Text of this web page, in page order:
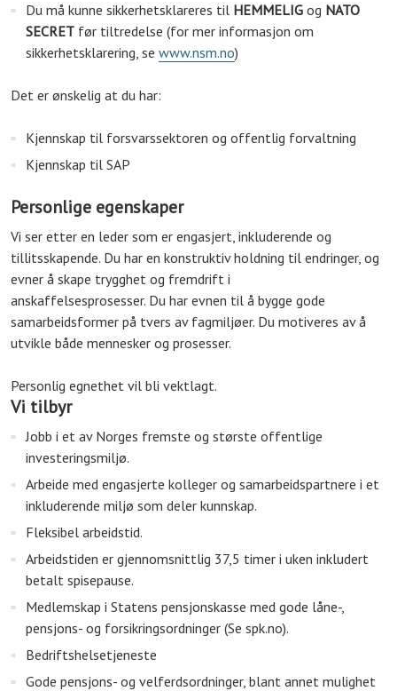
Du må kunne sikkerhetsklareres til HEMMELIG og NATO
SECRET før tiltredelse (for mer informasjon om
sikkerhetsklarering, se www.nsm.no)
Det er ønskelig at du har:
Kjennskap til forsvarssektoren og offentlig forvaltning
Kjennskap til SAP
Personlige egenskaper
Vi ser etter en leder som er engasjert, inkluderende og
tillitsskapende. Du har en konstruktiv holdning til endringer, og
evner å skape trygghet og fremdrift i
anskaffelsesprosesser. Du har evnen til å bygge gode
samarbeidsformer på tvers av fagmiljøer. Du motiveres av å
utvikle både mennesker og prosesser.
Personlig egnethet vil bli vektlagt.
Vi tilbyr
Jobb i et av Norges fremste og største offentlige
investeringsmiljø.
Arbeide med engasjerte kolleger og samarbeidspartnere i et
inkluderende miljø som deler kunnskap.
Fleksibel arbeidstid.
Arbeidstiden er gjennomsnittlig 37,5 timer i uken inkludert
betalt spisepause.
Medlemskap i Statens pensjonskasse med gode låne-,
pensjons- og forsikringsordninger (Se spk.no).
Bedriftshelsetjeneste
Gode pensjons- og velferdsordninger, blant annet mulighet